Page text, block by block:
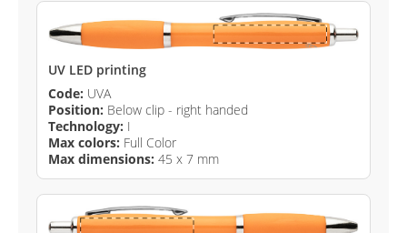
UV LED printing
Code: UVA
Position: Below clip - right handed
Technology: I
Max colors: Full Color
Max dimensions: 45 x 7 mm